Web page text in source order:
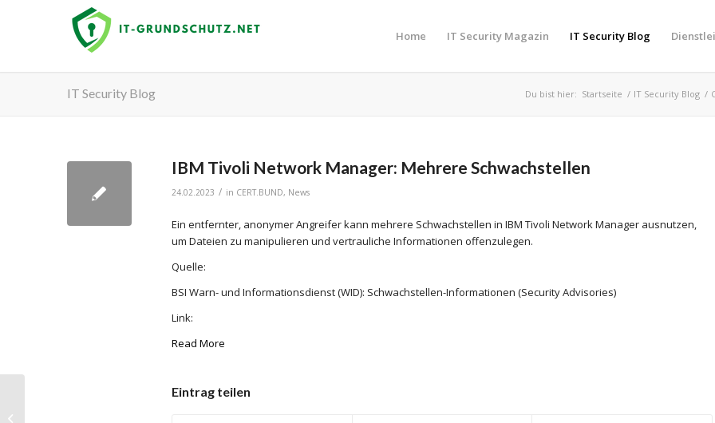
Home IT Security Magazin IT Security Blog
IT Security Blog Du bist hier: Startseite / IT Security Blog /
IBM Tivoli Network Manager: Mehrere Schwachstellen
24.02.2023 / in CERT.BUND, News
Ein entfernter, anonymer Angreifer kann mehrere Schwachstellen in IBM Tivoli Network Manager ausnutzen,
um Dateien zu manipulieren und vertrauliche Informationen offenzulegen.
Quelle:
BSI Warn- und Informationsdienst (WID): Schwachstellen-Informationen (Security Advisories)
Link:
Read More
Eintrag teilen